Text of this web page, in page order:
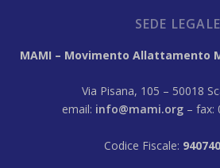
SEDE LEGALE
MAMI – Movimento Allattamento
Via Pisana, 105 – 50018
email: info@mami.org – fax:
Codice Fiscale: